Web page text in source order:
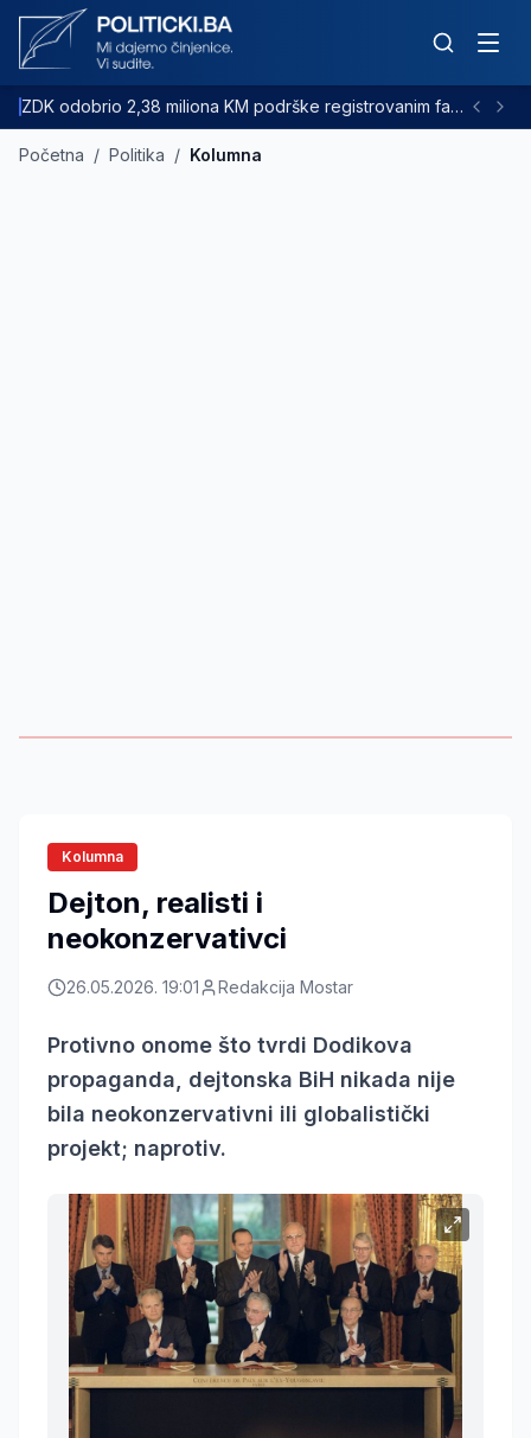
ZDK odobrio 2,38 miliona KM podrške registrovanim farmama goveda
Početna / Politika / Kolumna
Kolumna
Dejton, realisti i
neokonzervativci
26.05.2026. 19:01 Redakcija Mostar
Protivno onome što tvrdi Dodikova
propaganda, dejtonska BiH nikada nije
bila neokonzervativni ili globalistički
projekt; naprotiv.